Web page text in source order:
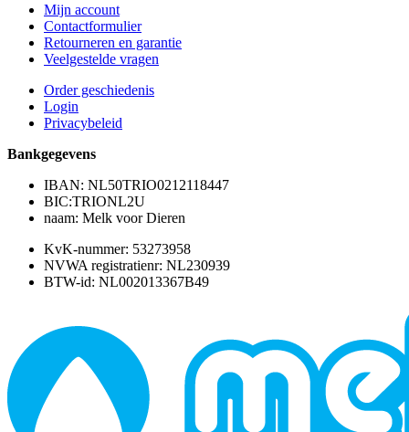
Mijn account
Contactformulier
Retourneren en garantie
Veelgestelde vragen
Order geschiedenis
Login
Privacybeleid
Bankgegevens
IBAN: NL50TRIO0212118447
BIC:TRIONL2U
naam: Melk voor Dieren
KvK-nummer: 53273958
NVWA registratienr: NL230939
BTW-id: NL002013367B49